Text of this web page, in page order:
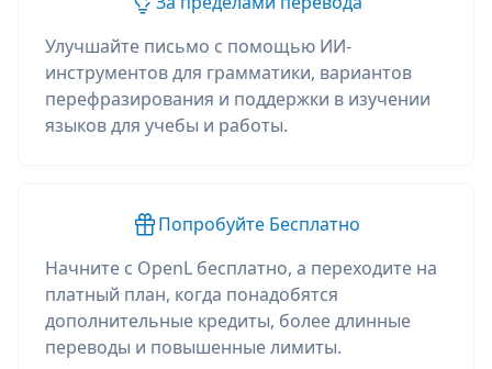
Улучшайте письмо с помощью ИИ-
инструментов для грамматики, вариантов
перефразирования и поддержки в изучении
языков для учебы и работы.
Попробуйте Бесплатно
Начните с OpenL бесплатно, а переходите на
платный план, когда понадобятся
дополнительные кредиты, более длинные
переводы и повышенные лимиты.